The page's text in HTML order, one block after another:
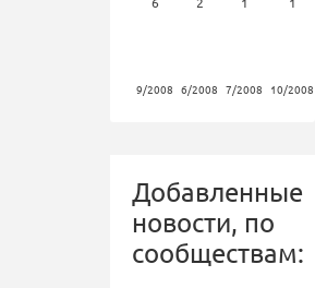
9/2008 6/2008 7/2008 10/2008
Добавленные
новости, по
сообществам: